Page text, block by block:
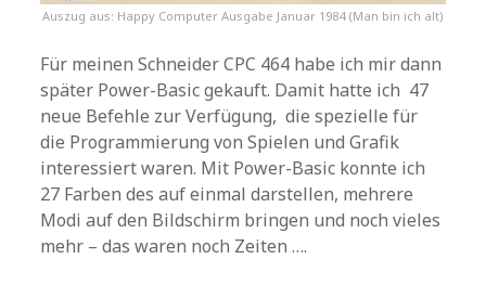
Auszug aus: Happy Computer Ausgabe Januar 1984 (Man bin ich alt)
Für meinen Schneider CPC 464 habe ich mir dann
später Power-Basic gekauft. Damit hatte ich 47
neue Befehle zur Verfügung, die spezielle für
die Programmierung von Spielen und Grafik
interessiert waren. Mit Power-Basic konnte ich
27 Farben des auf einmal darstellen, mehrere
Modi auf den Bildschirm bringen und noch vieles
mehr – das waren noch Zeiten ….